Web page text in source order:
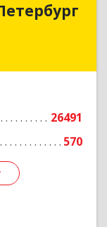
26491
570
офис